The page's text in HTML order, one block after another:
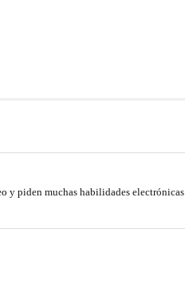
y piden muchas habilidades electrónicas